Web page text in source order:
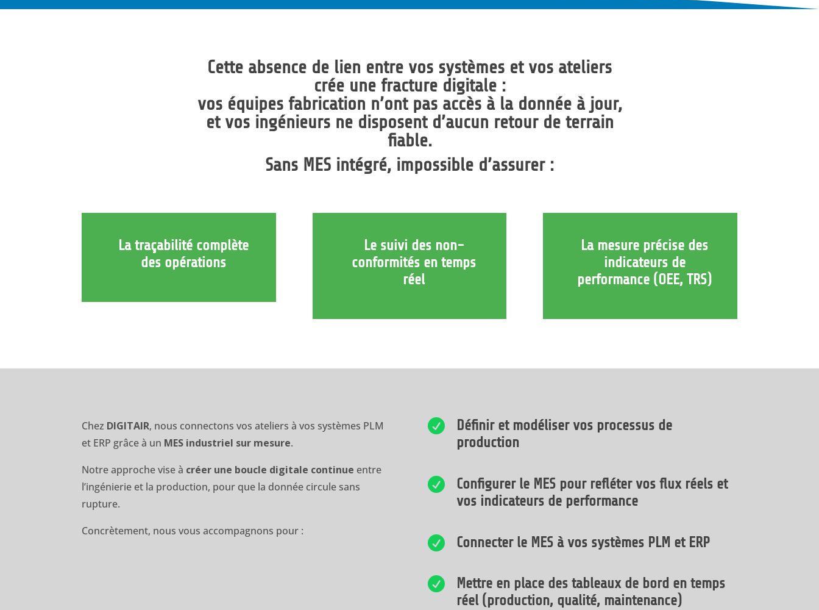
Cette absence de lien entre vos systèmes et vos ateliers
crée une fracture digitale:
vos équipes fabrication n’ont pas accès à la donnée à jour,
et vos ingénieurs ne disposent d’aucun retour de terrain
fiable.
Sans MES intégré, impossible d’assurer :
La traçabilité complète
des opérations
Le suivi des non-
conformités en temps
réel
La mesure précise des
indicateurs de
performance (OEE, TRS)
Chez DIGITAIR, nous connectons vos ateliers à vos systèmes PLM
et ERP grâce à un MES industriel sur mesure.
Notre approche vise à créer une boucle digitale continue entre
l’ingénierie et la production, pour que la donnée circule sans
rupture.
Concrètement, nous vous accompagnons pour :

Définir et modéliser vos processus de
production

Configurer le MES pour refléter vos flux réels et
vos indicateurs de performance
 Connecter le MES à vos systèmes PLM et ERP

Mettre en place des tableaux de bord en temps
réel (production, qualité, maintenance)